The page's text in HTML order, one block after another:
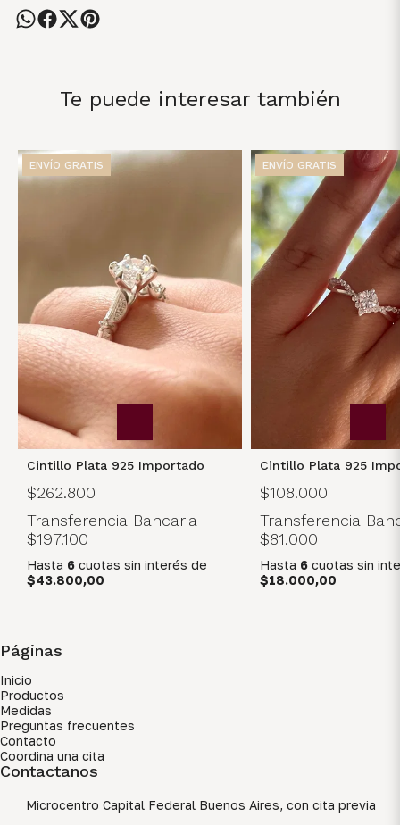
Te puede interesar también
ENVÍO GRATIS
Cintillo Plata 925 Importado
$262.800
Transferencia Bancaria
$197.100
Hasta 6 cuotas sin interés de
$43.800,00
ENVÍO GRATIS
Cintillo Plata 925
$108.000
Transferencia
$81.000
Hasta 6 cuotas sin
$18.000,00
Páginas
Inicio
Productos
Medidas
Preguntas frecuentes
Contacto
Coordina una cita
Contactanos
Microcentro Capital Federal Buenos Aires, con cita previa